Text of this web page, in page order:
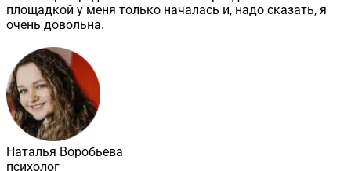
площадкой у меня только началась и, надо сказать, я
очень довольна.
Наталья Воробьева
психолог